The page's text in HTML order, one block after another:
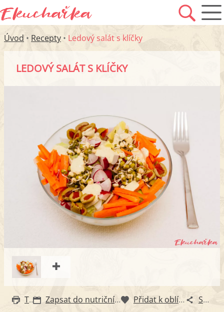
Úvod • Recepty • Ledový salát s klíčky
LEDOVÝ SALÁT S KLÍČKY
Tisk Zapsat do nutričního diáře Přidat k oblíbeným Sdílet